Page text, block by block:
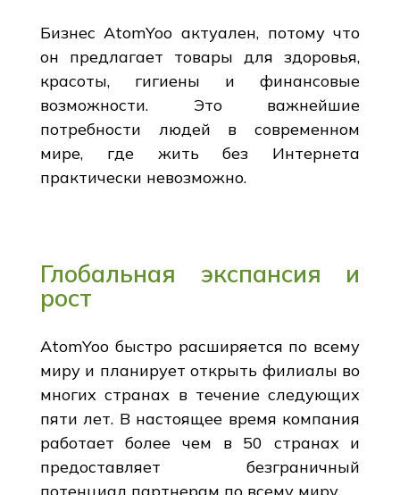
Бизнес AtomYoo актуален, потому что
он предлагает товары для здоровья,
красоты, гигиены и финансовые
возможности. Это важнейшие
потребности людей в современном
мире, где жить без Интернета
практически невозможно.
Глобальная экспансия и
рост
AtomYoo быстро расширяется по всему
миру и планирует открыть филиалы во
многих странах в течение следующих
пяти лет. В настоящее время компания
работает более чем в 50 странах и
предоставляет безграничный
потенциал партнерам по всему миру.